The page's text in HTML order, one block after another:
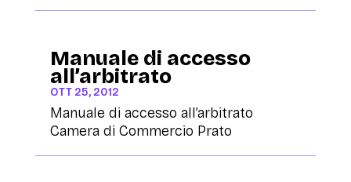
Manuale di accesso
all’arbitrato
OTT 25, 2012
Manuale di accesso all’arbitrato
Camera di Commercio Prato